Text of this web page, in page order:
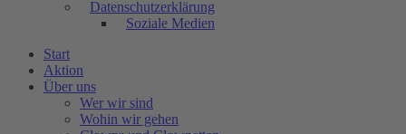
Datenschutzerklärung
Soziale Medien
Start
Aktion
Über uns
Wer wir sind
Wohin wir gehen